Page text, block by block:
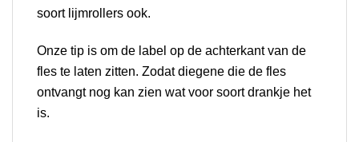
soort lijmrollers ook.
Onze tip is om de label op de achterkant van de
fles te laten zitten. Zodat diegene die de fles
ontvangt nog kan zien wat voor soort drankje het
is.